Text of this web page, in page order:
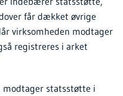
får dækket øvrige
virksomheden modtager
registreres i arket
statsstøtte i